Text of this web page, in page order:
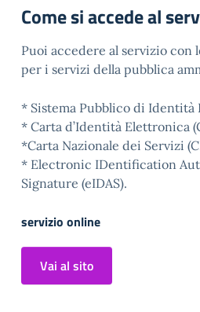
Come si accede al
Puoi accedere al servizio
per i servizi della pubblica
* Sistema Pubblico di Identità
* Carta d’Identità Elettronica
*Carta Nazionale dei Servizi
* Electronic IDentification
Signature (eIDAS).
servizio online
Vai al sito